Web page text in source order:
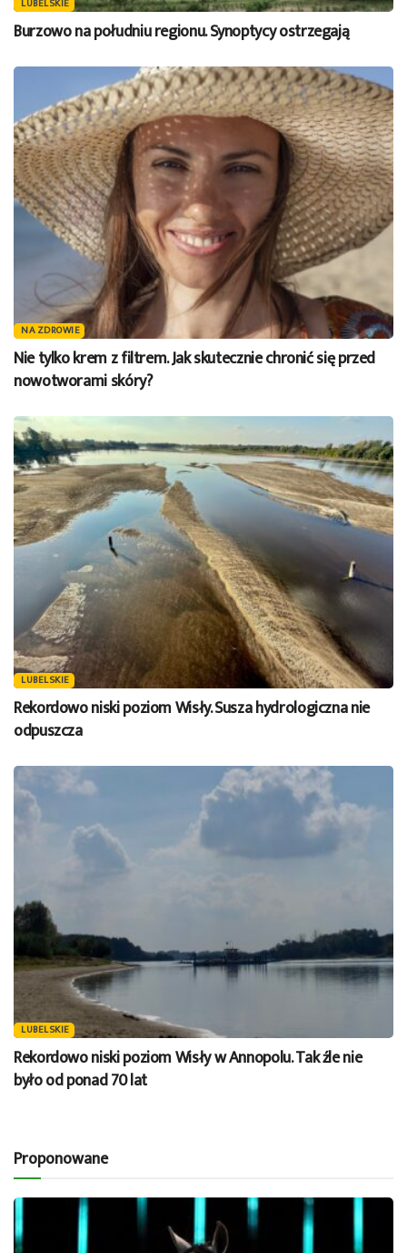
LUBELSKIE
Burzowo na południu regionu. Synoptycy ostrzegają
NA ZDROWIE
Nie tylko krem z filtrem. Jak skutecznie chronić się przed
nowotworami skóry?
LUBELSKIE
Rekordowo niski poziom Wisły. Susza hydrologiczna nie
odpuszcza
LUBELSKIE
Rekordowo niski poziom Wisły w Annopolu. Tak źle nie
było od ponad 70 lat
Proponowane